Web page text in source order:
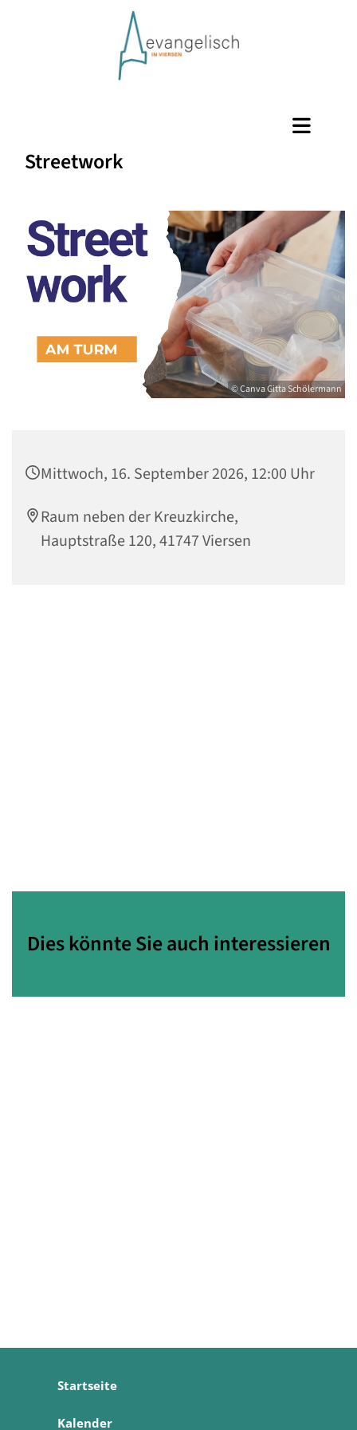
Streetwork
© Canva Gitta Schölermann
Mittwoch, 16. September 2026, 12:00 Uhr
Raum neben der Kreuzkirche,
Hauptstraße 120, 41747 Viersen
Dies könnte Sie auch interessieren
Startseite
Kalender